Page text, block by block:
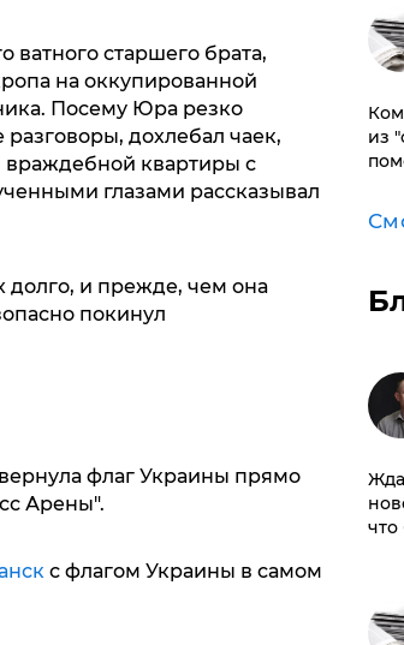
ватного старшего брата,
на оккупированной
Посему Юра резко
дохлебал чаек,
враждебной квартиры с
глазами рассказывал
долго, и прежде, чем она
покинул
флаг Украины прямо
Арены".
с флагом Украины в самом
из
что